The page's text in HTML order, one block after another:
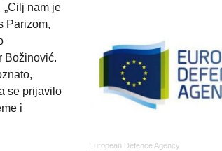
nam je
Parizom,
Božinović.
se prijavilo
i
European Defence Agency